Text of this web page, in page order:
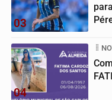
03
04